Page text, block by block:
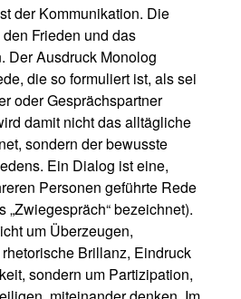
der Kommunikation. Die
Frieden und das
Der Ausdruck Monolog
die so formuliert ist, als sei
oder Gesprächspartner
damit nicht das alltägliche
sondern der bewusste
Ein Dialog ist eine,
Personen geführte Rede
„Zwiegespräch“ bezeichnet).
um Überzeugen,
Brillanz, Eindruck
sondern um Partizipation,